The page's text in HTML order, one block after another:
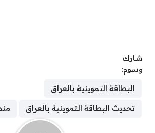
شارك
وسوم:
البطاقة التموينية بالعراق
تحديث البطاقة التموينية بالعراق